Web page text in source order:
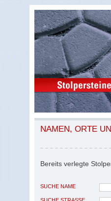
NAMEN, ORTE
Bereits verlegte
SUCHE NAME
SUCHE STRASSE